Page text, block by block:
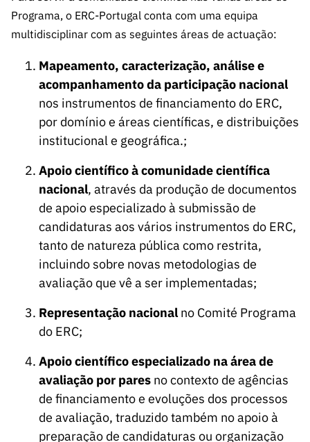
Programa, o ERC-Portugal conta com uma equipa
multidisciplinar com as seguintes áreas de actuação:
Mapeamento, caracterização, análise e
acompanhamento da participação nacional
nos instrumentos de financiamento do ERC,
por domínio e áreas científicas, e distribuições
institucional e geográfica.;
Apoio científico à comunidade científica
nacional, através da produção de documentos
de apoio especializado à submissão de
candidaturas aos vários instrumentos do ERC,
tanto de natureza pública como restrita,
incluindo sobre novas metodologias de
avaliação que vê a ser implementadas;
Representação nacionalno Comité Programa
do ERC;
Apoio científico especializado na área de
avaliação por pares no contexto de agências
de financiamento e evoluções dos processos
de avaliação, traduzido também no apoio à
preparação de candidaturas ou organização